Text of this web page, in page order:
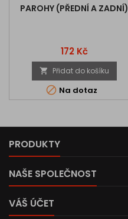
PAROHY (PŘEDNÍ A ZADNÍ)
Cena
172 Kč
 Přidat do košíku
 Na dotaz
PRODUKTY
NAŠE SPOLEČNOST
VÁŠ ÚČET